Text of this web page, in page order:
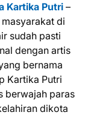
Kartika Putri–
masyarakat di
sudah pasti
dengan artis
bernama
Kartika Putri
berwajah paras
dikota